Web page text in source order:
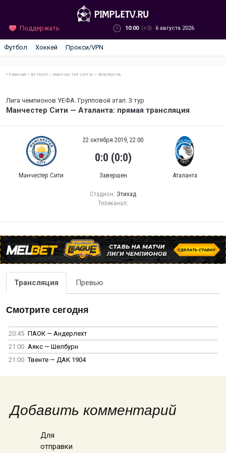
Поддержать 10:00 (+3) 6 августа 2026
Футбол Хоккей Прокси/VPN
ГЛАВНАЯ »ФУТБОЛ » МАНЧЕСТЕР СИТИ — АТАЛАНТА
Лига чемпионов УЕФА. Групповой этап. 3 тур
Манчестер Сити — Аталанта: прямая трансляция
Манчестер Сити
22 октября 2019, 22:00
0:0 (0:0)
Завершен Аталанта
Стадион: Этихад
Телеканал:
Трансляция Превью
Смотрите сегодня
20:45 ПАОК — Андерлехт
21:00 Аякс — Шелбурн
21:00 Твенте — ДАК 1904
Добавить комментарий
Для
отправки